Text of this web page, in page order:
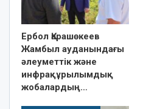
Ербол Қарашөкеев
Жамбыл ауданындағы
әлеуметтік және
инфрақұрылымдық
жобалардың…